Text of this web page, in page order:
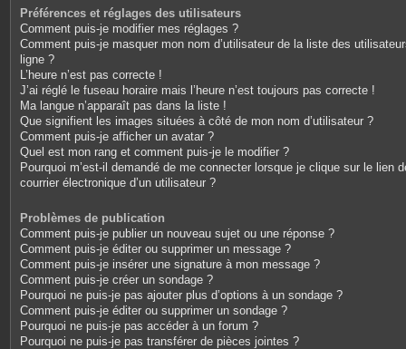
Préférences et réglages des utilisateurs
Comment puis-je modifier mes réglages ?
Comment puis-je masquer mon nom d’utilisateur de la liste des
ligne ?
L’heure n’est pas correcte !
J’ai réglé le fuseau horaire mais l’heure n’est toujours pas correcte !
Ma langue n’apparaît pas dans la liste !
Que signifient les images situées à côté de mon nom d’utilisateur ?
Comment puis-je afficher un avatar ?
Quel est mon rang et comment puis-je le modifier ?
Pourquoi m’est-il demandé de me connecter lorsque je clique sur le lien
courrier électronique d’un utilisateur ?
Problèmes de publication
Comment puis-je publier un nouveau sujet ou une réponse ?
Comment puis-je éditer ou supprimer un message ?
Comment puis-je insérer une signature à mon message ?
Comment puis-je créer un sondage ?
Pourquoi ne puis-je pas ajouter plus d’options à un sondage ?
Comment puis-je éditer ou supprimer un sondage ?
Pourquoi ne puis-je pas accéder à un forum ?
Pourquoi ne puis-je pas transférer de pièces jointes ?